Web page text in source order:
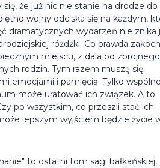
się, że już nic nie stanie na drodze do
wojny odciska się na każdym,
dramatycznych wydarzeń nie znika
różdżki. Co prawda
miejscu, z dala od zbrojnego
rodzin. Tym razem muszą się
emocjami i pamięcią. Tylko
może uratować ich związek. A to
po wszystkim, co przeszli stać ich
lepszym wyjściem będzie życie
to ostatni tom sagi bałkańskiej,